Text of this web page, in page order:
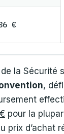
€
la Sécurité
,
pour la
prix d’achat